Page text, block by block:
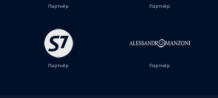
Партнёр Партнёр
Партнёр Партнёр